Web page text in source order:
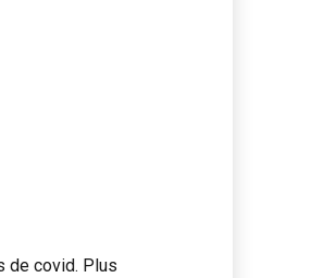
de covid. Plus